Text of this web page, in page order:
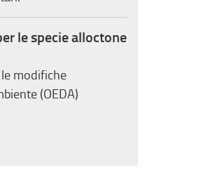
le specie alloctone
modifiche
(OEDA)